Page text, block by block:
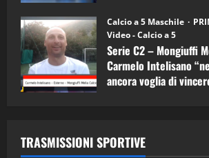
Calcio a 5 Maschile
Video - Calcio a 5
Serie C2 – Mongiuffi
Carmelo Intelisano
ancora voglia di
TRASMISSIONI SPORTIVE
1
“SportEmpire” in
(Martedi 05 Maggio
08/05/2026
2 28/04/2026